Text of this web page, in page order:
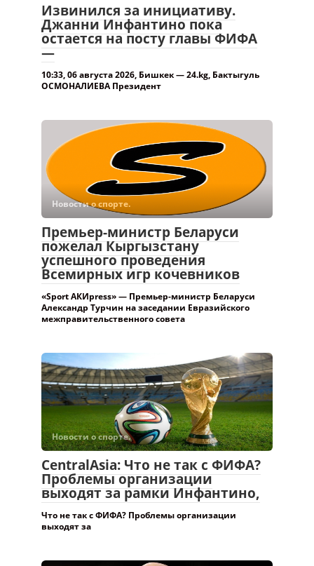
Извинился за инициативу.
Джанни Инфантино пока
остается на посту главы ФИФА
—
10:33, 06 августа 2026, Бишкек — 24.kg, Бактыгуль
ОСМОНАЛИЕВА Президент
Новости о спорте.
Премьер-министр Беларуси
пожелал Кыргызстану
успешного проведения
Всемирных игр кочевников
«Sport АКИpress» — Премьер-министр Беларуси
Александр Турчин на заседании Евразийского
межправительственного совета
Новости о спорте.
CentralAsia: Что не так с ФИФА?
Проблемы организации
выходят за рамки Инфантино,
Что не так с ФИФА? Проблемы организации
выходят за